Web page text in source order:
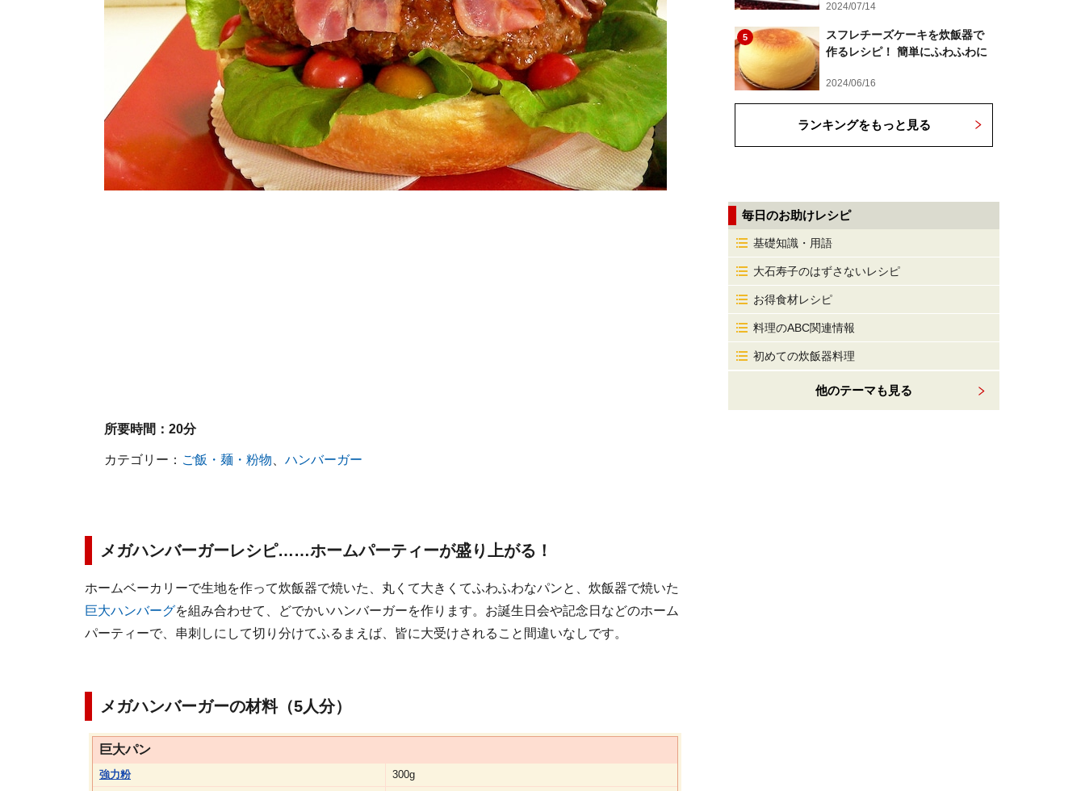
所要時間： 20分
カテゴリー： ご飯・麺・粉物 ハンバーガー
メガハンバーガーレシピ……ホームパーティーが盛り上がる！
ホームベーカリーで生地を作って炊飯器で焼いた、丸くて大きくてふわふわなパンと、炊飯器で焼いた
巨大ハンバーグを組み合わせて、どでかいハンバーガーを作ります。お誕生日会や記念日などのホーム
パーティーで、串刺しにして切り分けてふるまえば、皆に大受けされること間違いなしです。
メガハンバーガーの材料（5人分）
巨大パン
強力粉
300g
2024/07/14
5
スフレチーズケーキを炊飯器で
作るレシピ！ 簡単にふわふわに
2024/06/16
ランキングをもっと見る
毎日のお助けレシピ
基礎知識・用語
大石寿子のはずさないレシピ
お得食材レシピ
料理のABC関連情報
初めての炊飯器料理
他のテーマも見る